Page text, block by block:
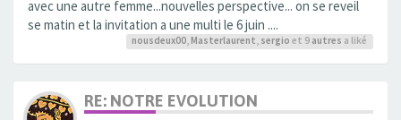
avec une autre femme...nouvelles perspective... on se reveil
se matin et la invitation a une multi le 6 juin ....
nousdeux00, Masterlaurent, sergio et 9 autres a liké
RE: NOTRE EVOLUTION